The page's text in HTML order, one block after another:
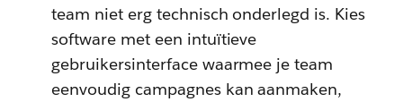
team niet erg technisch onderlegd is. Kies
software met een intuïtieve
gebruikersinterface waarmee je team
eenvoudig campagnes kan aanmaken,